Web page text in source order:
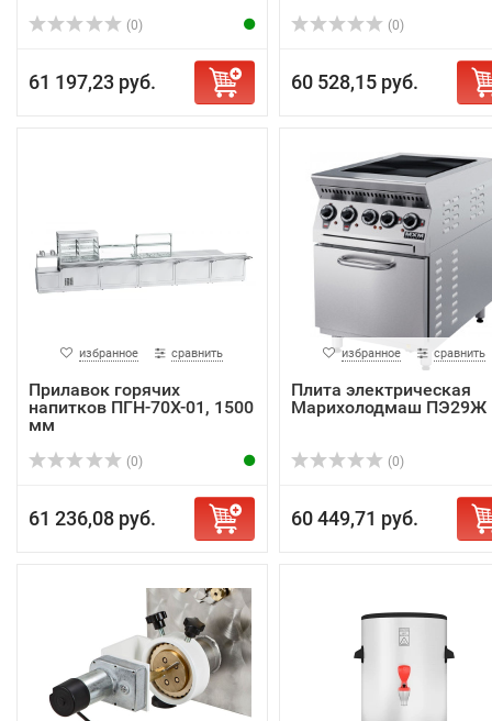
(0)
61 197,23 руб.
(0)
60 528,15 руб.
избранное сравнить
Прилавок горячих
напитков ПГН-70Х-01, 1500
мм
(0)
61 236,08 руб.
избранное сравнить
Плита электрическая
Марихолодмаш ПЭ29Ж
(0)
60 449,71 руб.